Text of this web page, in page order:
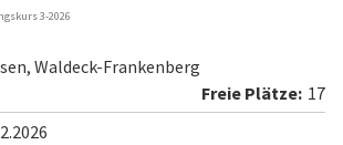
3-2026
Waldeck-Frankenberg
17